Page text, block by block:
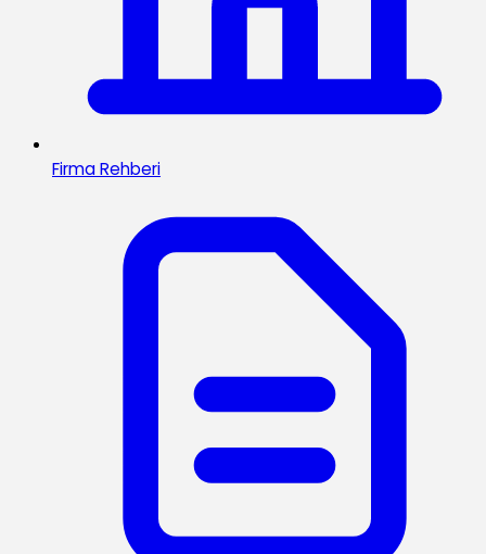
Firma Rehberi